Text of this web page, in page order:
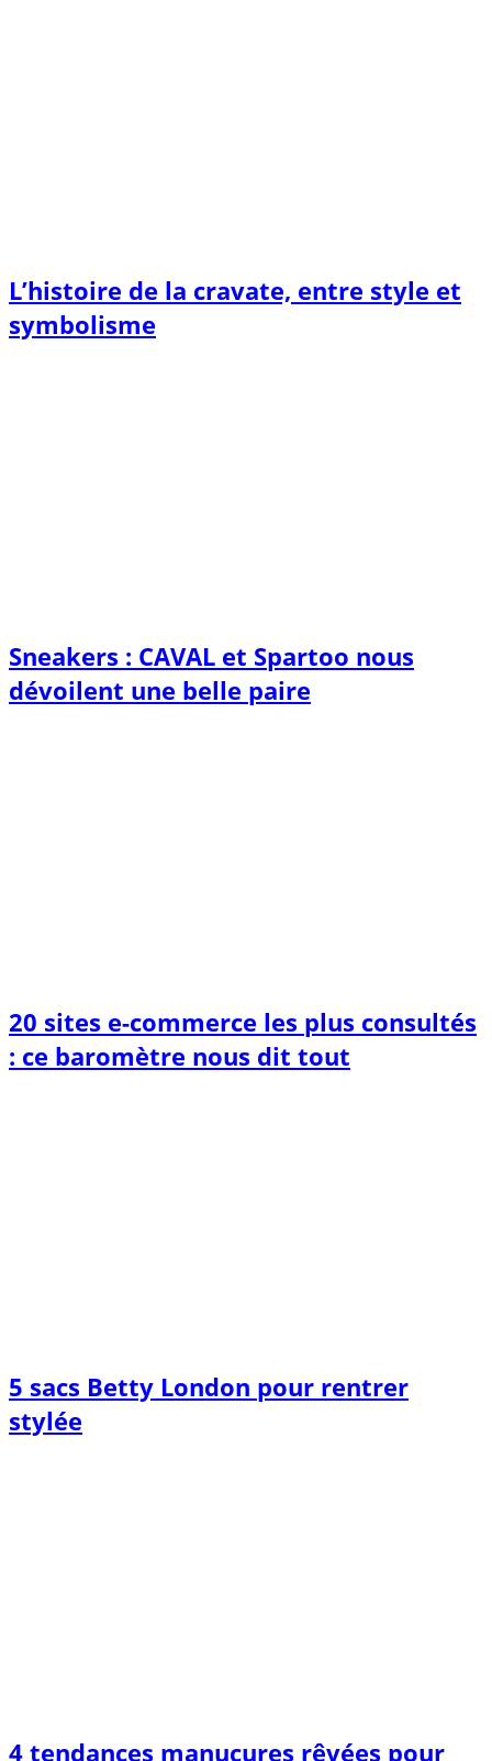
L’histoire de la cravate, entre style et
symbolisme
Sneakers : CAVAL et Spartoo nous
dévoilent une belle paire
20 sites e-commerce les plus consultés
: ce baromètre nous dit tout
5 sacs Betty London pour rentrer
stylée
4 tendances manucures rêvées pour